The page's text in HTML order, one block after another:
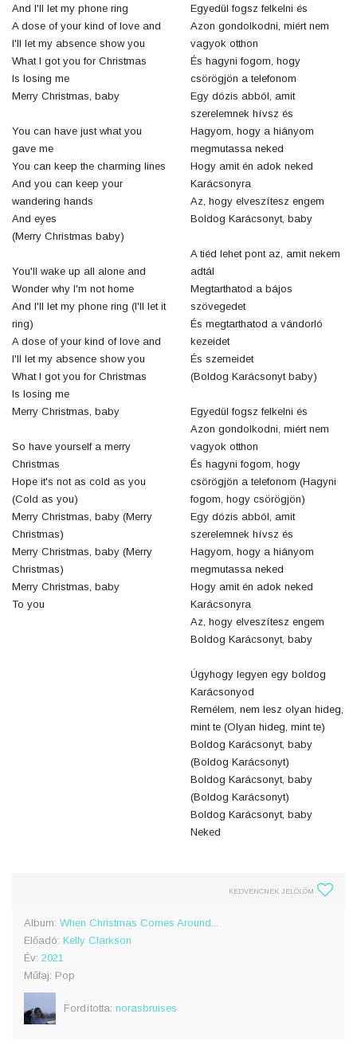
And I'll let my phone ring
A dose of your kind of love and
I'll let my absence show you
What I got you for Christmas
Is losing me
Merry Christmas, baby
You can have just what you
gave me
You can keep the charming lines
And you can keep your
wandering hands
And eyes
(Merry Christmas baby)
You'll wake up all alone and
Wonder why I'm not home
And I'll lеt my phone ring (I'll let it
ring)
A dose of your kind of lovе and
I'll let my absence show you
What I got you for Christmas
Is losing me
Merry Christmas, baby
So have yourself a merry
Christmas
Hope it's not as cold as you
(Cold as you)
Merry Christmas, baby (Merry
Christmas)
Merry Christmas, baby (Merry
Christmas)
Merry Christmas, baby
To you
Egyedül fogsz felkelni és
Azon gondolkodni, miért nem
vagyok otthon
És hagyni fogom, hogy
csörögjön a telefonom
Egy dózis abból, amit
szerelemnek hívsz és
Hagyom, hogy a hiányom
megmutassa neked
Hogy amit én adok neked
Karácsonyra
Az, hogy elveszítesz engem
Boldog Karácsonyt, baby
A tiéd lehet pont az, amit nekem
adtál
Megtarthatod a bájos
szövegedet
És megtarthatod a vándorló
kezeidet
És szemeidet
(Boldog Karácsonyt baby)
Egyedül fogsz felkelni és
Azon gondolkodni, miért nem
vagyok otthon
És hagyni fogom, hogy
csörögjön a telefonom (Hagyni
fogom, hogy csörögjön)
Egy dózis abból, amit
szerelemnek hívsz és
Hagyom, hogy a hiányom
megmutassa neked
Hogy amit én adok neked
Karácsonyra
Az, hogy elveszítesz engem
Boldog Karácsonyt, baby
Úgyhogy legyen egy boldog
Karácsonyod
Remélem, nem lesz olyan hideg,
mint te (Olyan hideg, mint te)
Boldog Karácsonyt, baby
(Boldog Karácsonyt)
Boldog Karácsonyt, baby
(Boldog Karácsonyt)
Boldog Karácsonyt, baby
Neked
KEDVENCNEK JELÖLÖM
Album: When Christmas Comes Around...
Előadó: Kelly Clarkson
Év: 2021
Műfaj: Pop
Fordította: norasbruises